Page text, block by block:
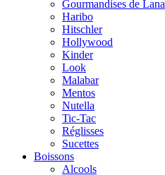
Gourmandises de Lana
Haribo
Hitschler
Hollywood
Kinder
Look
Malabar
Mentos
Nutella
Tic-Tac
Réglisses
Sucettes
Boissons
Alcools